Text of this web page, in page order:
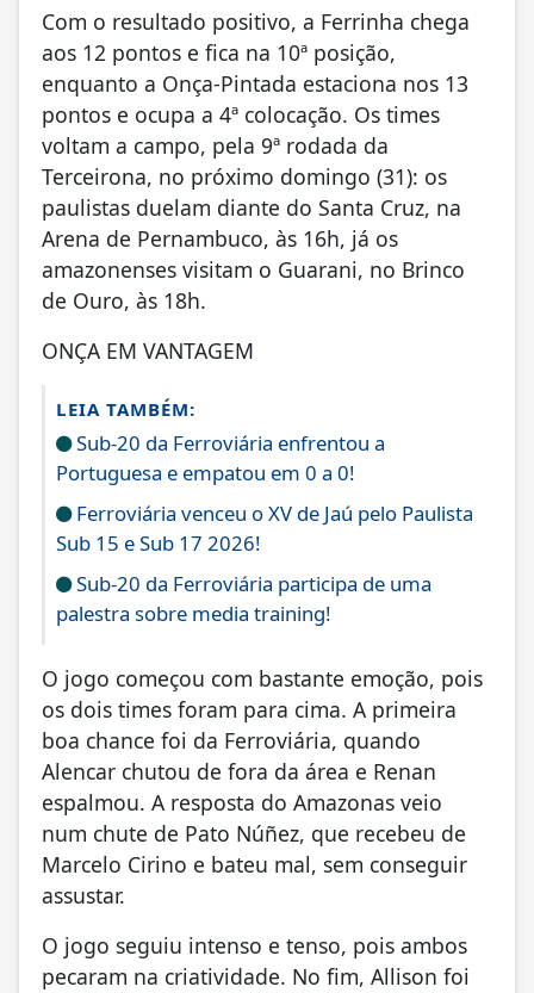
Com o resultado positivo, a Ferrinha chega
aos 12 pontos e fica na 10ª posição,
enquanto a Onça-Pintada estaciona nos 13
pontos e ocupa a 4ª colocação. Os times
voltam a campo, pela 9ª rodada da
Terceirona, no próximo domingo (31): os
paulistas duelam diante do Santa Cruz, na
Arena de Pernambuco, às 16h, já os
amazonenses visitam o Guarani, no Brinco
de Ouro, às 18h.
ONÇA EM VANTAGEM
LEIA TAMBÉM:
Sub-20 da Ferroviária enfrentou a
Portuguesa e empatou em 0 a 0!
Ferroviária venceu o XV de Jaú pelo Paulista
Sub 15 e Sub 17 2026!
Sub-20 da Ferroviária participa de uma
palestra sobre media training!
O jogo começou com bastante emoção, pois
os dois times foram para cima. A primeira
boa chance foi da Ferroviária, quando
Alencar chutou de fora da área e Renan
espalmou. A resposta do Amazonas veio
num chute de Pato Núñez, que recebeu de
Marcelo Cirino e bateu mal, sem conseguir
assustar.
O jogo seguiu intenso e tenso, pois ambos
pecaram na criatividade. No fim, Allison foi